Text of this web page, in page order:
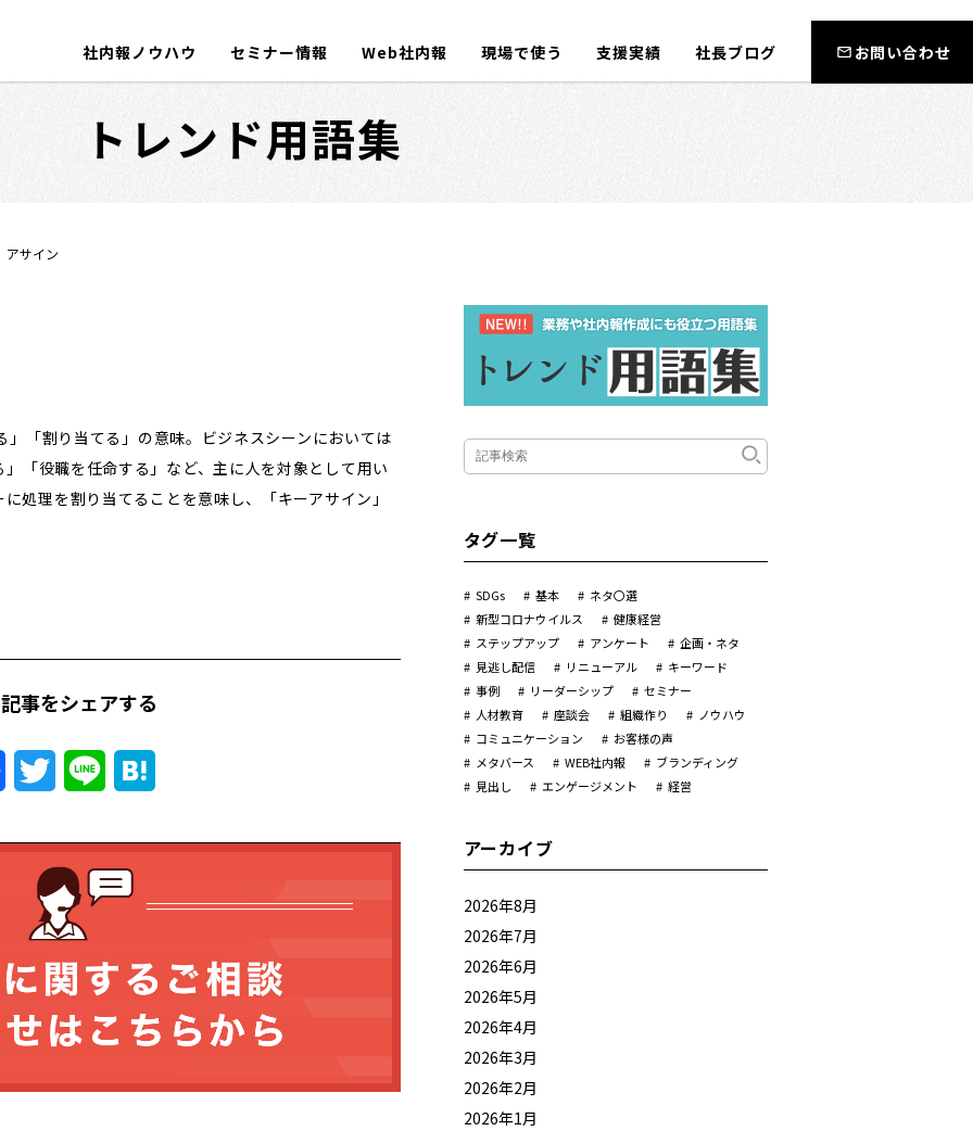
社内報ノウハウ セミナー情報 Web社内報 現場で使う 支援実績 社長ブログ お問い合わせ
トレンド用語集
アサイン
「割り当てる」の意味。ビジネスシーンにおいては
「役職を任命する」など、主に人を対象として用い
処理を割り当てることを意味し、「キーアサイン」
事をシェアする
FacebookTwitter Line
タグ一覧
SDGs 基本
ネタ〇選
新型コロナウイルス
健康経営
ステップアップ
アンケート
企画・ネタ
見逃し配信
リニューアル
キーワード
事例
リーダーシップ
セミナー
人材教育
座談会 組織作り
ノウハウ
コミュニケーション
お客様の声
メタバース
WEB社内報
ブランディング
見出し
エンゲージメント 経営
アーカイブ
2026年8月
2026年7月
2026年6月
2026年5月
2026年4月
2026年3月
2026年2月
2026年1月